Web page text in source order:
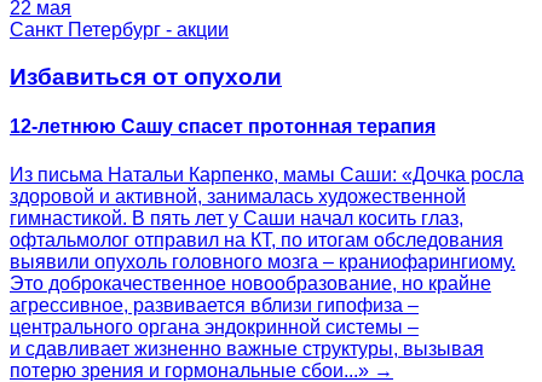
22 мая
Санкт Петербург - акции
Избавиться от опухоли
12-летнюю Сашу спасет протонная терапия
Из письма Натальи Карпенко, мамы Саши: «Дочка росла
здоровой и активной, занималась художественной
гимнастикой. В пять лет у Саши начал косить глаз,
офтальмолог отправил на КТ, по итогам обследования
выявили опухоль головного мозга – краниофарингиому.
Это доброкачественное новообразование, но крайне
агрессивное, развивается вблизи гипофиза –
центрального органа эндокринной системы –
и сдавливает жизненно важные структуры, вызывая
потерю зрения и гормональные сбои...» →